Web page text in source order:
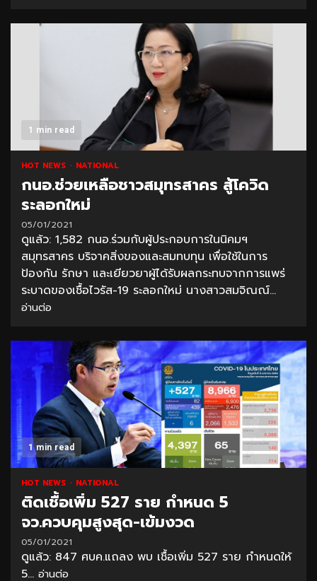
1 min read
HOT NEWS NATIONAL
กนอ.ช่วยเหลือชาวสมุทรสาคร สู้โควิด
ระลอกใหม่
05/01/2021
ดูแล้ว: 1,582 กนอ.ร่วมกับผู้ประกอบการในนิคมฯ
สมุทรสาคร บริจาคสิ่งของและสมทบทุน เพื่อใช้ในการ
ป้องกัน รักษา และเยียวยาผู้ได้รับผลกระทบจากการแพร่
ระบาดของเชื้อไวรัส-19 ระลอกใหม่ นางสาวสมจิณณ์...
อ่านต่อ
1 min read
HOT NEWS NATIONAL
ติดเชื้อเพิ่ม 527 ราย กำหนด 5
จว.ควบคุมสูงสุด-เข้มงวด
05/01/2021
ดูแล้ว: 847 ศบค.แถลง พบ เชื้อเพิ่ม 527 ราย กำหนดให้
5... อ่านต่อ